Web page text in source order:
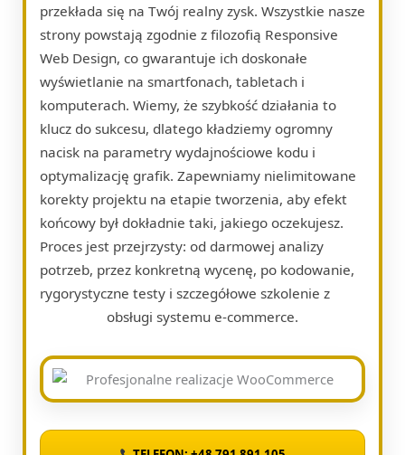
przekłada się na Twój realny zysk. Wszystkie nasze
strony powstają zgodnie z filozofią Responsive
Web Design, co gwarantuje ich doskonałe
wyświetlanie na smartfonach, tabletach i
komputerach. Wiemy, że szybkość działania to
klucz do sukcesu, dlatego kładziemy ogromny
nacisk na parametry wydajnościowe kodu i
optymalizację grafik. Zapewniamy nielimitowane
korekty projektu na etapie tworzenia, aby efekt
końcowy był dokładnie taki, jakiego oczekujesz.
Proces jest przejrzysty: od darmowej analizy
potrzeb, przez konkretną wycenę, po kodowanie,
rygorystyczne testy i szczegółowe szkolenie z
obsługi systemu e-commerce.